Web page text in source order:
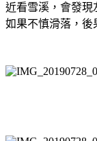
近看雪溪，會發現
如果不慎滑落，後